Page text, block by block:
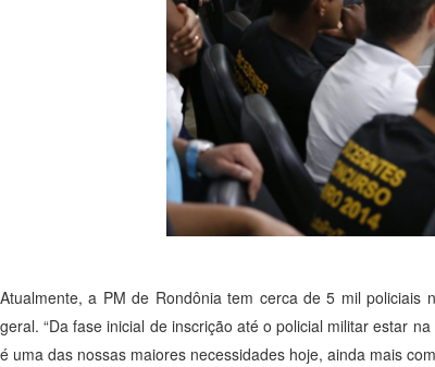
Atualmente, a PM de Rondônia tem cerca de 5 mil policiais
geral. “Da fase inicial de inscrição até o policial militar estar
é uma das nossas maiores necessidades hoje, ainda mais